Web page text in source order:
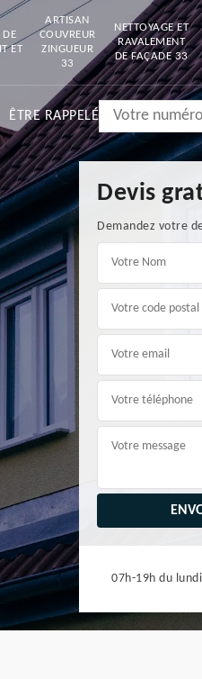
DE
ET
ARTISAN
COUVREUR
ZINGUEUR
33
NETTOYAGE ET
RAVALEMENT
DE FAÇADE 33
ÊTRE RAPPELÉ
Devis
Demandez votre
07h-19h du